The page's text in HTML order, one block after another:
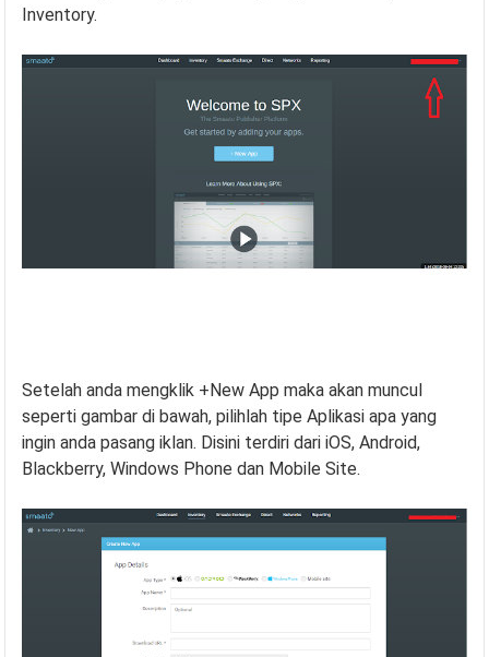
Inventory.
Setelah anda mengklik +New App maka akan muncul
seperti gambar di bawah, pilihlah tipe Aplikasi apa yang
ingin anda pasang iklan. Disini terdiri dari iOS, Android,
Blackberry, Windows Phone dan Mobile Site.